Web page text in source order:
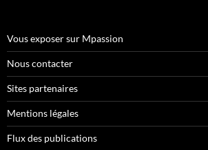
Vous exposer sur Mpassion
Nous contacter
Sites partenaires
Mentions légales
Flux des publications